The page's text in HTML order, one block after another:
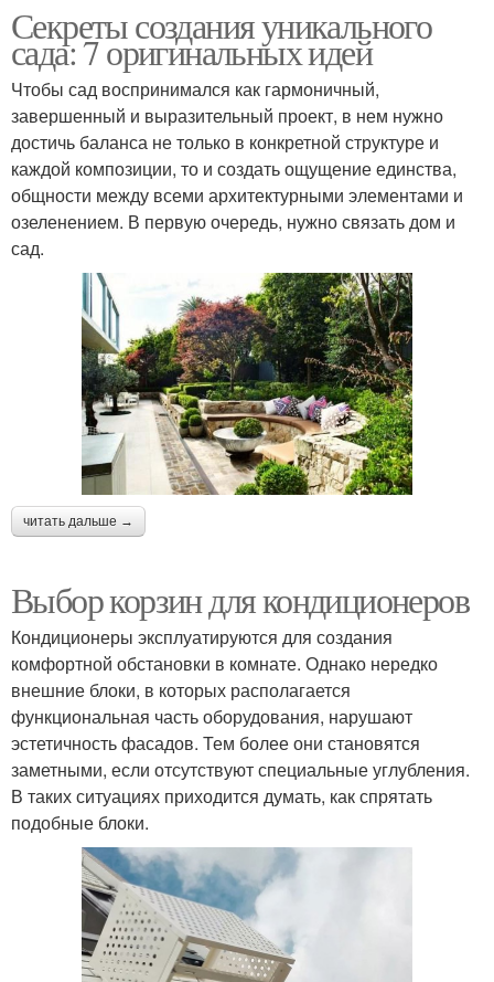
Секреты создания уникального
сада: 7 оригинальных идей
Чтобы сад воспринимался как гармоничный,
завершенный и выразительный проект, в нем нужно
достичь баланса не только в конкретной структуре и
каждой композиции, то и создать ощущение единства,
общности между всеми архитектурными элементами и
озеленением. В первую очередь, нужно связать дом и
сад.
читать дальше →
Выбор корзин для кондиционеров
Кондиционеры эксплуатируются для создания
комфортной обстановки в комнате. Однако нередко
внешние блоки, в которых располагается
функциональная часть оборудования, нарушают
эстетичность фасадов. Тем более они становятся
заметными, если отсутствуют специальные углубления.
В таких ситуациях приходится думать, как спрятать
подобные блоки.